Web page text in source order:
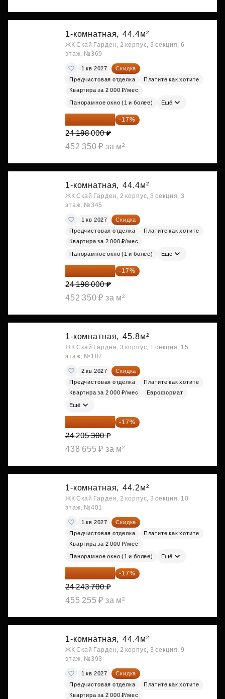
1-комнатная, 44.4м²
ЖК Скай Гарден, 2 корпус, 3 секция, 6
этаж, №369
1 кв 2027
Скидка
Предчистовая отделка
Платите как хотите
Квартира за 2 000 ₽/мес
Панорамное окно (1 и более) Ещё
20 084 340 ₽ -17%
24 198 000 ₽
452 350 ₽ за м²
1-комнатная, 44.4м²
ЖК Скай Гарден, 2 корпус, 3 секция, 3
этаж, №345
1 кв 2027
Скидка
Предчистовая отделка
Платите как хотите
Квартира за 2 000 ₽/мес
Панорамное окно (1 и более) Ещё
20 084 340 ₽ -17%
24 198 000 ₽
452 350 ₽ за м²
1-комнатная, 45.8м²
ЖК Скай Гарден, 3 корпус, 1 секция, 15
этаж, №107
2 кв 2027
Скидка
Предчистовая отделка
Платите как хотите
Квартира за 2 000 ₽/мес
Евроформат
Ещё
20 090 399 ₽ -17%
24 205 300 ₽
438 655 ₽ за м²
1-комнатная, 44.2м²
ЖК Скай Гарден, 2 корпус, 3 секция, 10
этаж, №401
1 кв 2027
Скидка
Предчистовая отделка
Платите как хотите
Квартира за 2 000 ₽/мес
Панорамное окно (1 и более) Ещё
20 122 271 ₽ -17%
24 243 700 ₽
455 255 ₽ за м²
1-комнатная, 44.4м²
ЖК Скай Гарден, 2 корпус, 3 секция, 9
этаж, №393
1 кв 2027
Скидка
Предчистовая отделка
Платите как хотите
Квартира за 2 000 ₽/мес